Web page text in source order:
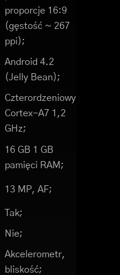
proporcje 16:9
(gęstość ~ 267
ppi);
Android 4.2
(Jelly Bean);
Czterordzeniowy
Cortex-A7 1,2
GHz;
16 GB 1 GB
pamięci RAM;
13 MP, AF;
Tak;
Nie;
Akcelerometr,
bliskość;